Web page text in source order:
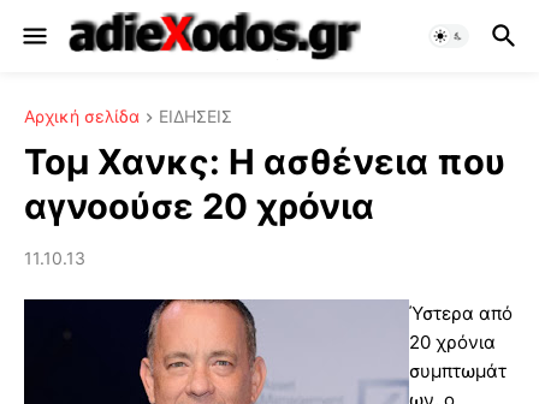
Αρχική σελίδα ΕΙΔΗΣΕΙΣ
Τομ Χανκς: Η ασθένεια που
αγνοούσε 20 χρόνια
11.10.13
Ύστερα από
20 χρόνια
συμπτωμάτ